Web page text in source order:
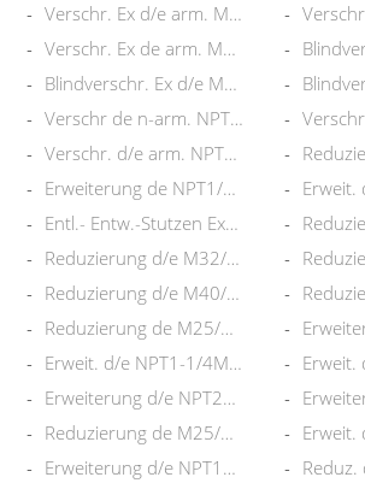
Verschr. Ex d/e arm. M25 MeNi
Verschr. Ex de arm. M20S SS316
Blindverschr. Ex d/e M20 Me-Ni
Verschr de n-arm. NPT3/4S MeNi
Verschr. d/e arm. NPT3/4 MeNi
Erweiterung de NPT1/2M20 MeNi
Entl.- Entw.-Stutzen Exe SS
Reduzierung d/e M32/M20 Mes-Ni
Reduzierung d/e M40/M32 Mes-Ni
Reduzierung de M25/NPT1/2 MeNi
Erweit. d/e NPT1-1/4M40 MesNi
Erweiterung d/e NPT2M63 MesNi
Reduzierung de M25/NPT1/2 SS31
Erweiterung d/e NPT1M32 SS316